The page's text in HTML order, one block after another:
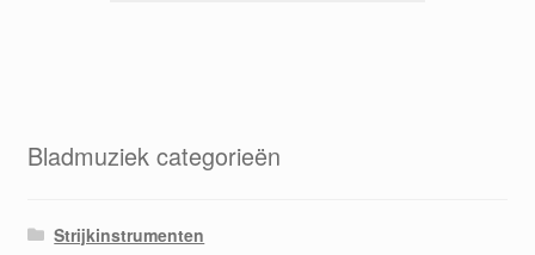
Bladmuziek categorieën
Strijkinstrumenten